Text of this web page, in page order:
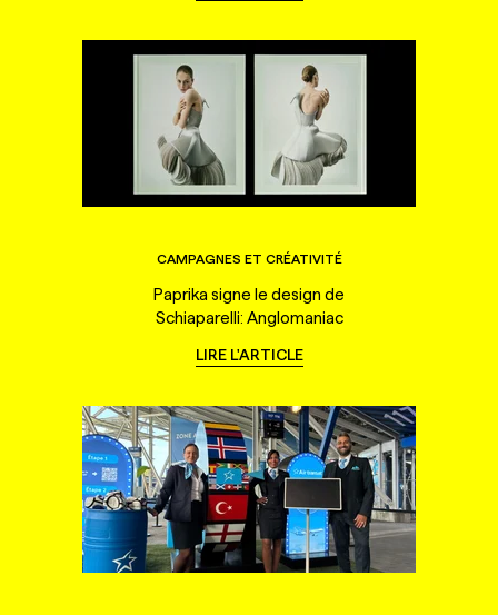
CAMPAGNES ET CRÉATIVITÉ
Paprika signe le design de
Schiaparelli: Anglomaniac
LIRE L'ARTICLE